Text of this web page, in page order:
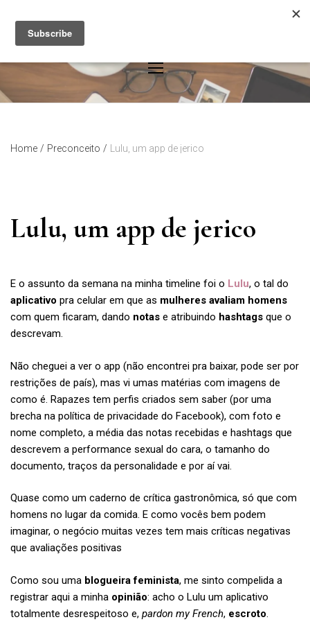
content
Home / Preconceito / Lulu, um app de jerico
Lulu, um app de jerico
E o assunto da semana na minha timeline foi o Lulu, o tal do
aplicativo pra celular em que as mulheres avaliam homens
com quem ficaram, dando notas e atribuindo hashtags que o
descrevam.
Não cheguei a ver o app (não encontrei pra baixar, pode ser por
restrições de país), mas vi umas matérias com imagens de
como é. Rapazes tem perfis criados sem saber (por uma
brecha na política de privacidade do Facebook), com foto e
nome completo, a média das notas recebidas e hashtags que
descrevem a performance sexual do cara, o tamanho do
documento, traços da personalidade e por aí vai.
Quase como um caderno de crítica gastronômica, só que com
homens no lugar da comida. E como vocês bem podem
imaginar, o negócio muitas vezes tem mais críticas negativas
que avaliações positivas
Como sou uma blogueira feminista, me sinto compelida a
registrar aqui a minha opinião: acho o Lulu um aplicativo
totalmente desrespeitoso e, pardon my French, escroto